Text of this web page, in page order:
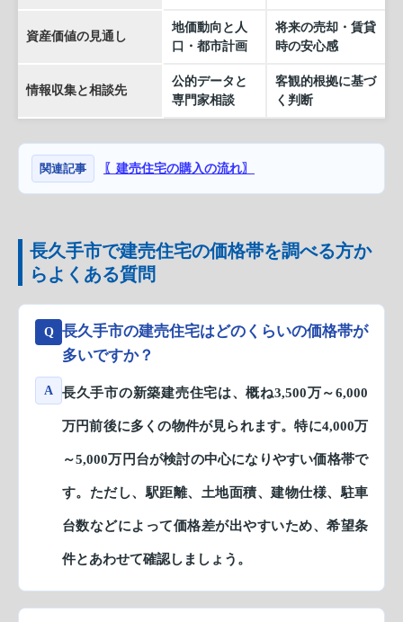
資産価値の見通し
地価動向と人
口・都市計画
将来の売却・賃貸
時の安心感
情報収集と相談先
公的データと
専門家相談
客観的根拠に基づ
く判断
関連記事 〖建売住宅の購入の流れ〗
長久手市で建売住宅の価格帯を調べる方か
らよくある質問
Q
長久手市の建売住宅はどのくらいの価格帯が
多いですか？
A 長久手市の新築建売住宅は、概ね3,500万～6,000
万円前後に多くの物件が見られます。特に4,000万
～5,000万円台が検討の中心になりやすい価格帯で
す。ただし、駅距離、土地面積、建物仕様、駐車
台数などによって価格差が出やすいため、希望条
件とあわせて確認しましょう。